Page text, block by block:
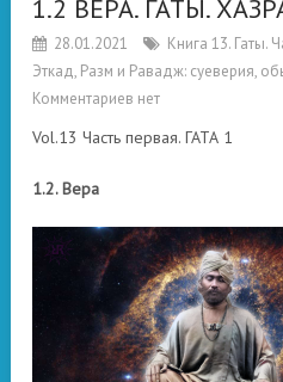
1.2 ВЕРА. ГАТЫ.
28.01.2021
Книга 13. Гаты.
Эткад, Разм и Равадж: суеверия,
Комментариев нет
Vol.13 Часть первая. ГАТА 1
1.2. Вера